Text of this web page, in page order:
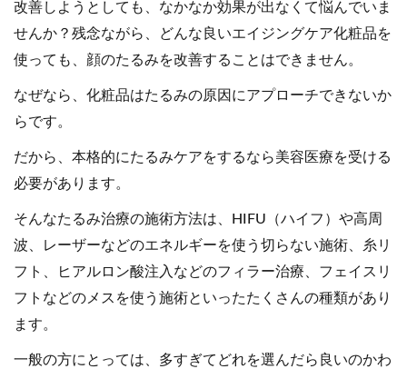
改善しようとしても、なかなか効果が出なくて悩んでいま
せんか？残念ながら、どんな良いエイジングケア化粧品を
使っても、顔のたるみを改善することはできません。
なぜなら、化粧品はたるみの原因にアプローチできないか
らです。
だから、本格的にたるみケアをするなら美容医療を受ける
必要があります。
そんなたるみ治療の施術方法は、HIFU（ハイフ）や高周
波、レーザーなどのエネルギーを使う切らない施術、糸リ
フト、ヒアルロン酸注入などのフィラー治療、フェイスリ
フトなどのメスを使う施術といったたくさんの種類があり
ます。
一般の方にとっては、多すぎてどれを選んだら良いのかわ